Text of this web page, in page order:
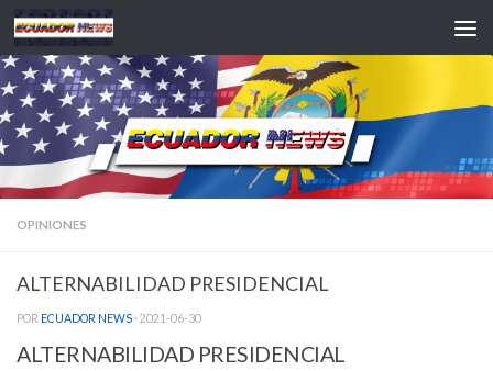
Saltar al contenido
OPINIONES
ALTERNABILIDAD PRESIDENCIAL
POR ECUADOR NEWS · 2021-06-30
ALTERNABILIDAD PRESIDENCIAL